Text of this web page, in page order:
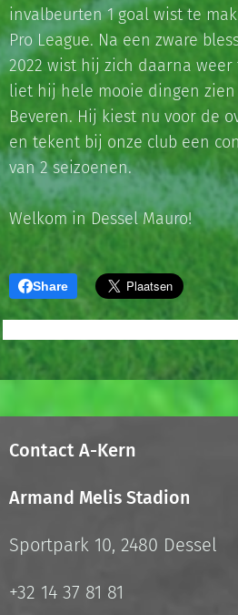
invalbeurten 1 goal wist te
Pro League. Na een zware
2022 wist hij zich daarna
liet hij hele mooie dingen
Beveren. Hij kiest nu voor de
en tekent bij onze club een
van 2 seizoenen.
Welkom in Dessel Mauro!
Share
Contact A-Kern
Armand Melis Stadion
Sportpark 10, 2480 Dessel
+32 14 37 81 81